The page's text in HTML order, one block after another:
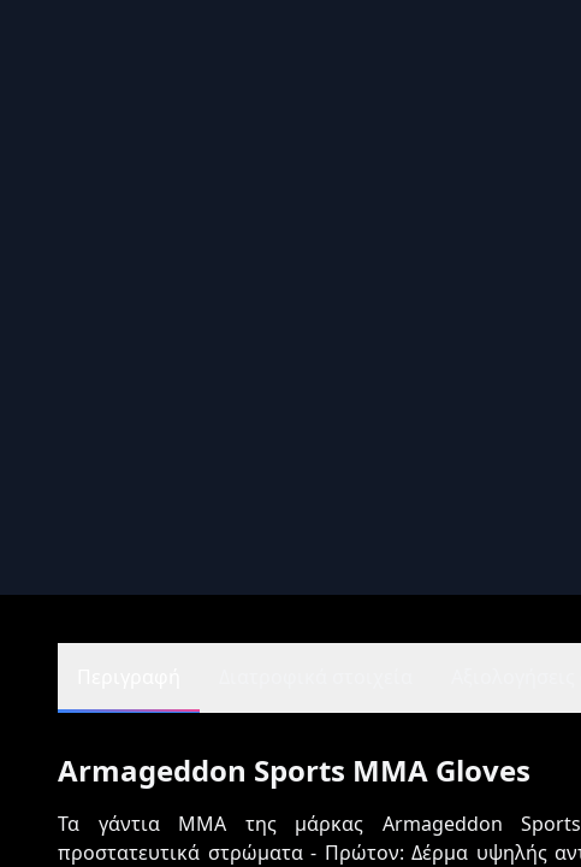
Armageddon Sports MMA Gloves
Τα γάντια MMA της μάρκας Armageddon
προστατευτικά στρώματα - Πρώτον: Δέρμα υψηλής